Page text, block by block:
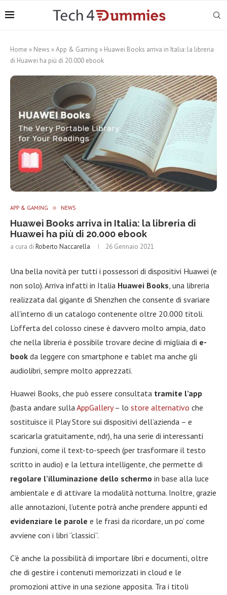
Home » News »App & Gaming » Huawei Books arriva in Italia: la libreria
di Huawei ha più di 20.000 ebook
APP & GAMING NEWS
Huawei Books arriva in Italia: la libreria di
Huawei ha più di 20.000 ebook
a cura di Roberto Naccarella 26 Gennaio 2021
Una bella novità per tutti i possessori di dispositivi Huawei (e
non solo). Arriva infatti in Italia Huawei Books, una libreria
realizzata dal gigante di Shenzhen che consente di svariare
all’interno di un catalogo contenente oltre 20.000 titoli.
L’offerta del colosso cinese è davvero molto ampia, dato
che nella libreria è possibile trovare decine di migliaia di e-
book da leggere con smartphone e tablet ma anche gli
audiolibri, sempre molto apprezzati.
Huawei Books, che può essere consultata tramite l’app
(basta andare sullaAppGallery– lo store alternativo che
sostituisce il Play Store sui dispositivi dell’azienda – e
scaricarla gratuitamente, ndr), ha una serie di interessanti
funzioni, come il text-to-speech (per trasformare il testo
scritto in audio) e la lettura intelligente, che permette di
regolare l’illuminazione dello schermo in base alla luce
ambientale e di attivare la modalità notturna. Inoltre, grazie
alle annotazioni, l’utente potrà anche prendere appunti ed
evidenziare le parole e le frasi da ricordare, un po’ come
avviene con i libri “classici”.
C’è anche la possibilità di importare libri e documenti, oltre
che di gestire i contenuti memorizzati in cloud e le
promozioni attive in una sezione apposita. Tra i titoli